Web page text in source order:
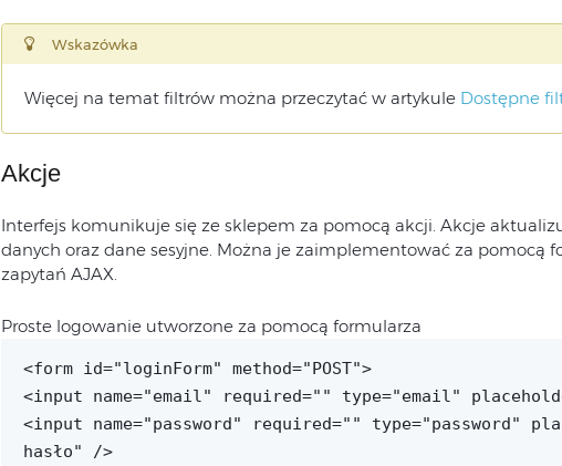
Wskazówka
Więcej na temat filtrów można przeczytać w artykule Dostępne
Akcje
Interfejs komunikuje się ze sklepem za pomocą akcji. Akcje
danych oraz dane sesyjne. Można je zaimplementować za pomocą
zapytań AJAX.
Proste logowanie utworzone za pomocą formularza
<form id="loginForm" method="POST">
<input name="email" required="" type="email"
<input name="password" required="" type="password"
hasło" />